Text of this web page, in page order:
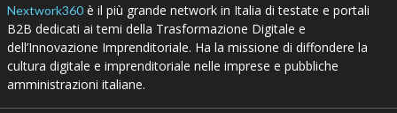
Nextwork360è il più grande network in Italia di testate e portali
B2B dedicati ai temi della Trasformazione Digitale e
dell’Innovazione Imprenditoriale. Ha la missione di diffondere la
cultura digitale e imprenditoriale nelle imprese e pubbliche
amministrazioni italiane.